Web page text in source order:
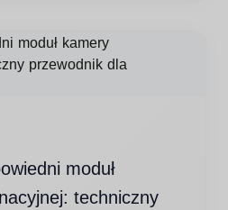
moduł
techniczny